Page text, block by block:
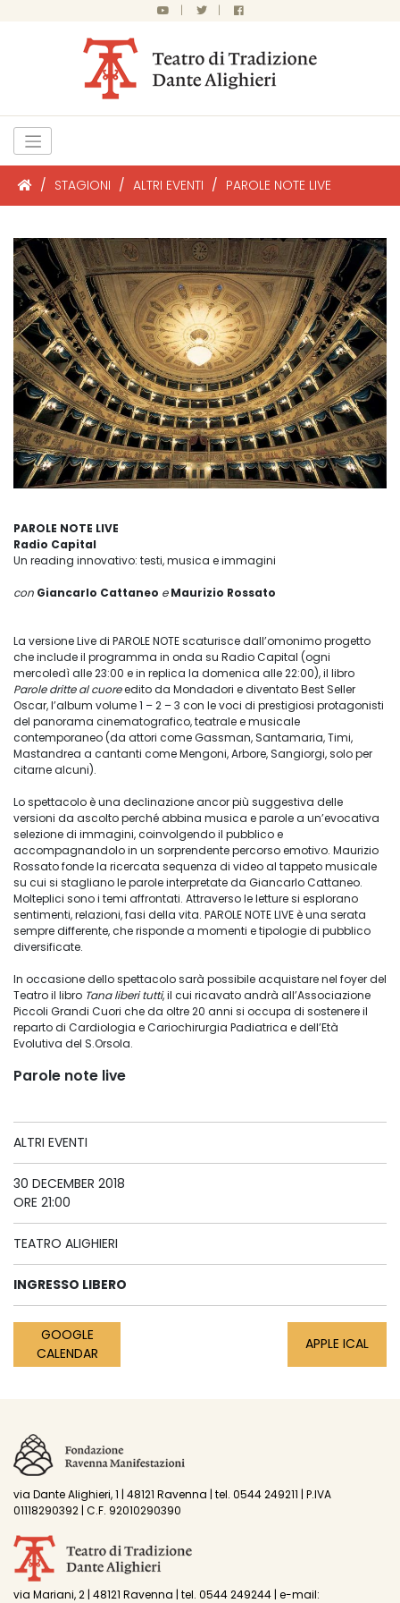
| |
/ STAGIONI / ALTRI EVENTI / PAROLE NOTE LIVE
PAROLE NOTE LIVE
Radio Capital
Un reading innovativo: testi, musica e immagini
con Giancarlo Cattaneo eMaurizio Rossato
La versione Live di PAROLE NOTE scaturisce dall’omonimo progetto
che include il programma in onda su Radio Capital (ogni
mercoledì alle 23:00 e in replica la domenica alle 22:00), il libro
Parole dritte al cuoreedito da Mondadori e diventato Best Seller
Oscar, l’album volume 1 – 2 – 3 con le voci di prestigiosi protagonisti
del panorama cinematografico, teatrale e musicale
contemporaneo (da attori come Gassman, Santamaria, Timi,
Mastandrea a cantanti come Mengoni, Arbore, Sangiorgi, solo per
citarne alcuni).
Lo spettacolo è una declinazione ancor più suggestiva delle
versioni da ascolto perché abbina musica e parole a un’evocativa
selezione di immagini, coinvolgendo il pubblico e
accompagnandolo in un sorprendente percorso emotivo. Maurizio
Rossato fonde la ricercata sequenza di video al tappeto musicale
su cui si stagliano le parole interpretate da Giancarlo Cattaneo.
Molteplici sono i temi affrontati. Attraverso le letture si esplorano
sentimenti, relazioni, fasi della vita. PAROLE NOTE LIVE è una serata
sempre differente, che risponde a momenti e tipologie di pubblico
diversificate.
In occasione dello spettacolo sarà possibile acquistare nel foyer del
Teatro il libro Tana liberi tutti, il cui ricavato andrà all’Associazione
Piccoli Grandi Cuori che da oltre 20 anni si occupa di sostenere il
reparto di Cardiologia e Cariochirurgia Padiatrica e dell’Età
Evolutiva del S.Orsola.
Parole note live
ALTRI EVENTI
30 DECEMBER 2018
ORE 21:00
TEATRO ALIGHIERI
INGRESSO LIBERO
GOOGLE
CALENDAR
APPLE ICAL
via Dante Alighieri, 1 | 48121 Ravenna | tel. 0544 249211 | P.IVA
01118290392 | C.F. 92010290390
via Mariani, 2 | 48121 Ravenna | tel. 0544 249244 | e-mail: